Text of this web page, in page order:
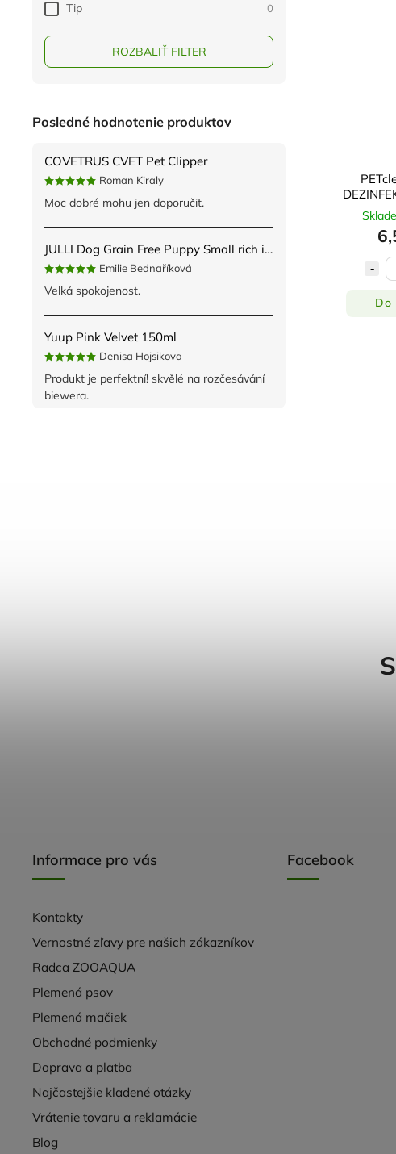
Tip 0
ROZBALIŤ FILTER
Posledné hodnotenie produktov
COVETRUS CVET Pet Clipper
Roman Kiraly
Moc dobré mohu jen doporučit.
JULLI Dog Grain Free Puppy Small rich in fresh Turkey & Potato 2kg
Emilie Bednaříková
Velká spokojenost.
Yuup Pink Velvet 150ml
Denisa Hojsikova
Produkt je perfektní! skvělé na rozčesávání
biewera.
Do
Informace pro vás
Kontakty
Vernostné zľavy pre našich zákazníkov
Radca ZOOAQUA
Plemená psov
Plemená mačiek
Obchodné podmienky
Doprava a platba
Najčastejšie kladené otázky
Vrátenie tovaru a reklamácie
Blog
Facebook